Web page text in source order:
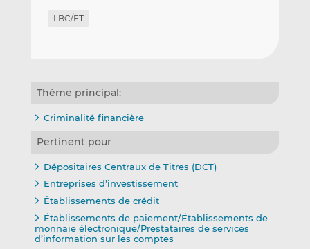
LBC/FT
Thème principal:
Criminalité financière
Pertinent pour
Dépositaires Centraux de Titres (DCT)
Entreprises d’investissement
Établissements de crédit
Établissements de paiement/Établissements de
monnaie électronique/Prestataires de services
d’information sur les comptes